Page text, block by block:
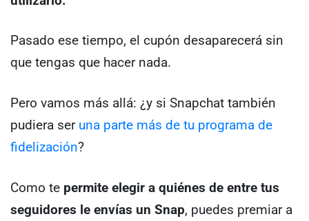
Pasado ese tiempo, el cupón desaparecerá sin
que tengas que hacer nada.
Pero vamos más allá: ¿y si Snapchat también
pudiera ser una parte más de tu programa de
fidelización?
Como te permite elegir a quiénes de entre tus
seguidores le envías un Snap, puedes premiar a